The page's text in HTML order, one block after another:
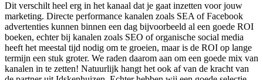
Dit verschilt heel erg in het kanaal dat je gaat inzetten voor jouw
marketing. Directe performance kanalen zoals SEA of Facebook
advertenties kunnen binnen een dag bijvoorbeeld al een goede ROI
boeken, echter bij kanalen zoals SEO of organische social media
heeft het meestal tijd nodig om te groeien, maar is de ROI op lange
termijn een stuk groter. We raden daarom aan om een goede mix van
kanalen in te zetten! Natuurlijk hangt het ook af van de kracht van